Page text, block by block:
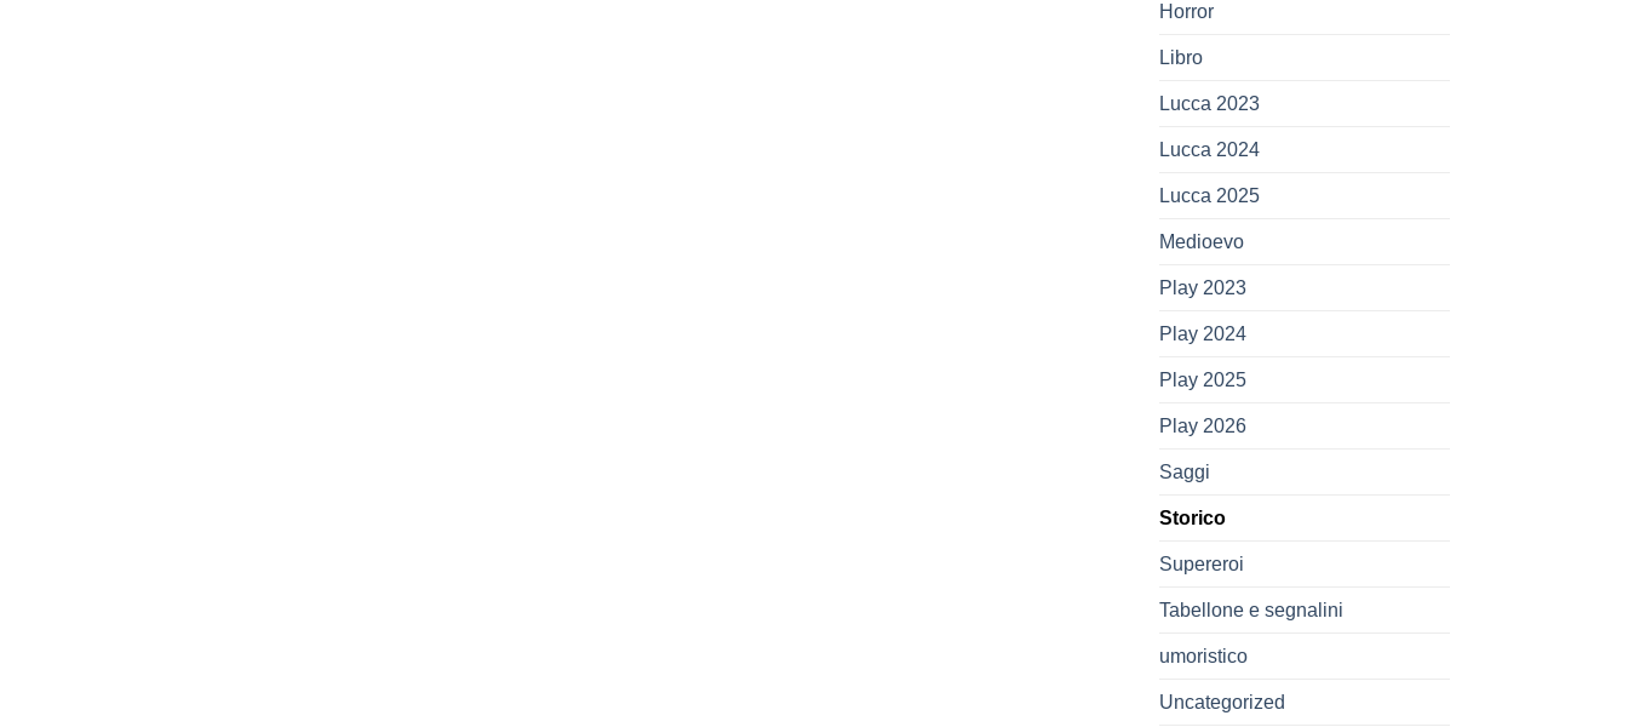
Horror
Libro
Lucca 2023
Lucca 2024
Lucca 2025
Medioevo
Play 2023
Play 2024
Play 2025
Play 2026
Saggi
Storico
Supereroi
Tabellone e segnalini
umoristico
Uncategorized